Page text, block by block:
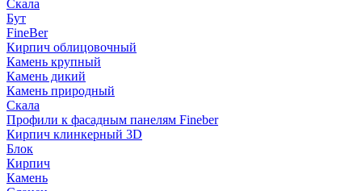
Скала
Бут
FineBer
Кирпич облицовочный
Камень крупный
Камень дикий
Камень природный
Скала
Профили к фасадным панелям Fineber
Кирпич клинкерный 3D
Блок
Кирпич
Камень